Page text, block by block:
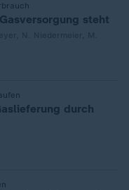
steht
durch